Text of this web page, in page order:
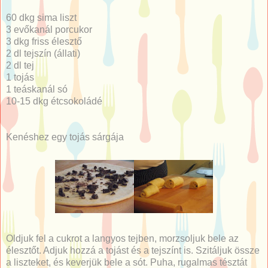
60 dkg sima liszt
3 evőkanál porcukor
3 dkg friss élesztő
2 dl tejszín (állati)
2 dl tej
1 tojás
1 teáskanál só
10-15 dkg étcsokoládé
Kenéshez egy tojás sárgája
Oldjuk fel a cukrot a langyos tejben, morzsoljuk bele az
élesztőt. Adjuk hozzá a tojást és a tejszínt is. Szitáljuk össze
a liszteket, és keverjük bele a sót. Puha, rugalmas tésztát